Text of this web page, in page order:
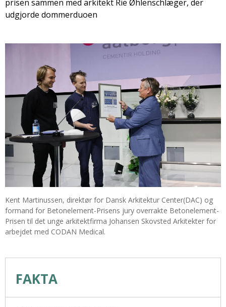
prisen sammen med arkitekt Rie Øhlenschlæger, der
udgjorde dommer­duoen
Kent Martinussen, direktør for Dansk Arkitektur Center(DAC) og
formand for Betonelement-Prisens jury overrakte Betonelement-
Prisen til det unge arkitektfirma Johansen Skovsted Arkitekter for
arbejdet med CODAN Medical.
FAKTA